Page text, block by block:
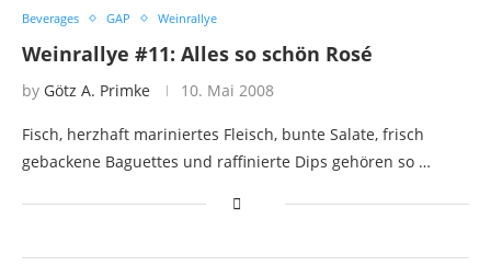
Beverages GAP Weinrallye
Weinrallye #11: Alles so schön Rosé
by Götz A. Primke 10. Mai 2008
Fisch, herzhaft mariniertes Fleisch, bunte Salate, frisch
gebackene Baguettes und raffinierte Dips gehören so …